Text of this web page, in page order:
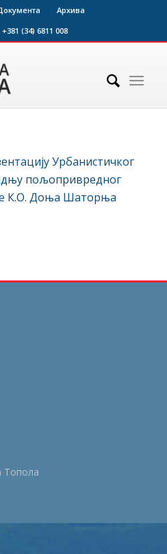
Архива
+381 (34) 6811 008
Урбанистичког
пољопривредног
К.О. Доња Шаторња
Топола